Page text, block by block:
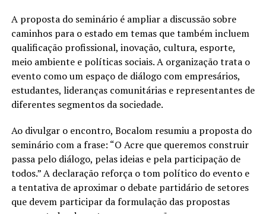
A proposta do seminário é ampliar a discussão sobre
caminhos para o estado em temas que também incluem
qualificação profissional, inovação, cultura, esporte,
meio ambiente e políticas sociais. A organização trata o
evento como um espaço de diálogo com empresários,
estudantes, lideranças comunitárias e representantes de
diferentes segmentos da sociedade.
Ao divulgar o encontro, Bocalom resumiu a proposta do
seminário com a frase: “O Acre que queremos construir
passa pelo diálogo, pelas ideias e pela participação de
todos.” A declaração reforça o tom político do evento e
a tentativa de aproximar o debate partidário de setores
que devem participar da formulação das propostas